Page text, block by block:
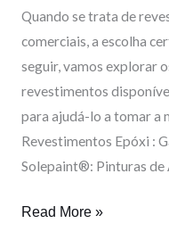
Quando se trata de
comerciais, a escolha
seguir, vamos explorar
revestimentos
para ajudá-lo a tomar a
Revestimentos Epóxi :
Solepaint®: Pinturas de
o
Read More »